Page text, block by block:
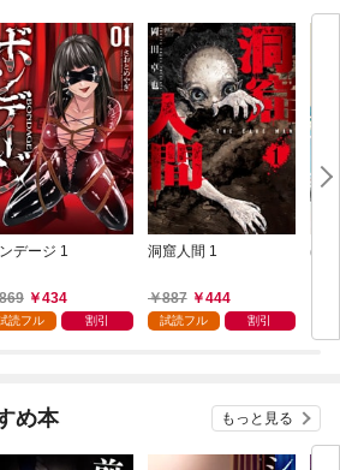
デージ 1
434
読フル 割引
洞窟人間 1
887 444
試読フル 割引
ほ
め本 もっと見る